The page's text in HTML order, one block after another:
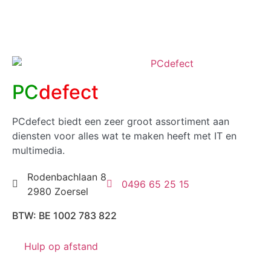
PCdefect
PCdefect biedt een zeer groot assortiment aan
diensten voor alles wat te maken heeft met IT en
multimedia.
Rodenbachlaan 8
2980 Zoersel
0496 65 25 15
BTW: BE 1002 783 822
Hulp op afstand